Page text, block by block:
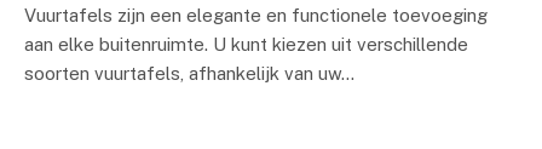
Vuurtafels zijn een elegante en functionele toevoeging
aan elke buitenruimte. U kunt kiezen uit verschillende
soorten vuurtafels, afhankelijk van uw…